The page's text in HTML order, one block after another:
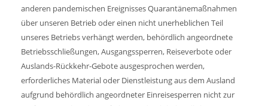
anderen pandemischen Ereignisses Quarantänemaßnahmen
über unseren Betrieb oder einen nicht unerheblichen Teil
unseres Betriebs verhängt werden, behördlich angeordnete
Betriebsschließungen, Ausgangssperren, Reiseverbote oder
Auslands-Rückkehr-Gebote ausgesprochen werden,
erforderliches Material oder Dienstleistung aus dem Ausland
aufgrund behördlich angeordneter Einreisesperren nicht zur